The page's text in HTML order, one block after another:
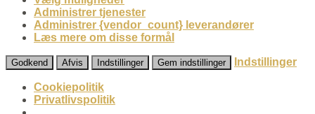
Administrer tjenester
Administrer {vendor_count} leverandører
Læs mere om disse formål
Godkend Afvis Indstillinger Gem indstillinger Indstillinger
Cookiepolitik
Privatlivspolitik